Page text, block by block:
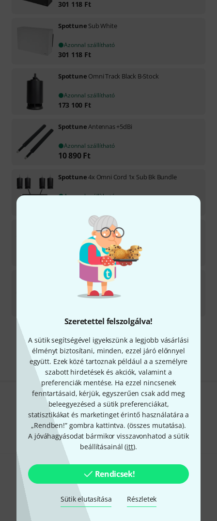
Szeretettel felszolgálva!
A sütik segítségével igyekszünk a legjobb vásárlási
élményt biztosítani, minden, ezzel járó előnnyel
együtt. Ezek közé tartoznak például a a személyre
szabott hirdetések és akciók, valamint a
preferenciák mentése. Ha ezzel nincsenek
fenntartásaid, kérjük, egyszerűen csak add meg
beleegyezésed a sütik preferenciákat,
statisztikákat és marketinget érintő használatára a
„Rendben!” gombra kattintva. (összes mutatása).
A jóváhagyásodat bármikor visszavonhatod a sütik
beállításainál (itt).
Rendicsek!
Sütik elutasítása Részletek
301 118 Ft
Spottune Sub White
Azonnal szállítható
301 118 Ft
Spottune Omni Track Black B-Stock
Azonnal szállítható
173 100 Ft
SpottuneAntennas +5dBi
Azonnal szállítható
10 890 Ft
Spottune4x Omni Cord 1x Sub Bk Bundle
Azonnal szállítható
Omni Recessed Kit
Azonnal szállítható
48 590
Spottune Omni Cover
Azonnal szállítható
Díjmentes szállítás 79 000 Ft fölött
Minden ár tartalmazza az ÁFÁ-t
Tetszik, amit látsz?
Megosztás Súgó & Visszajelzések
Thomann hírlevél